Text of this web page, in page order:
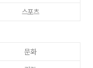
스포츠
문화